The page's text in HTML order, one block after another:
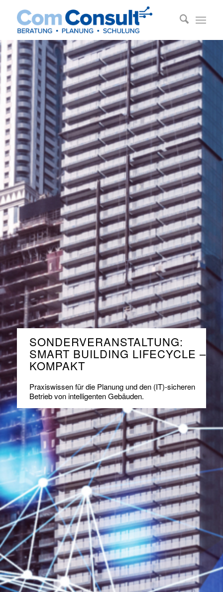
SONDERVERANSTALTUNG:
SMART BUILDING LIFECYCLE –
KOMPAKT
Praxiswissen für die Planung und den (IT)-sicheren
Betrieb von intelligenten Gebäuden.